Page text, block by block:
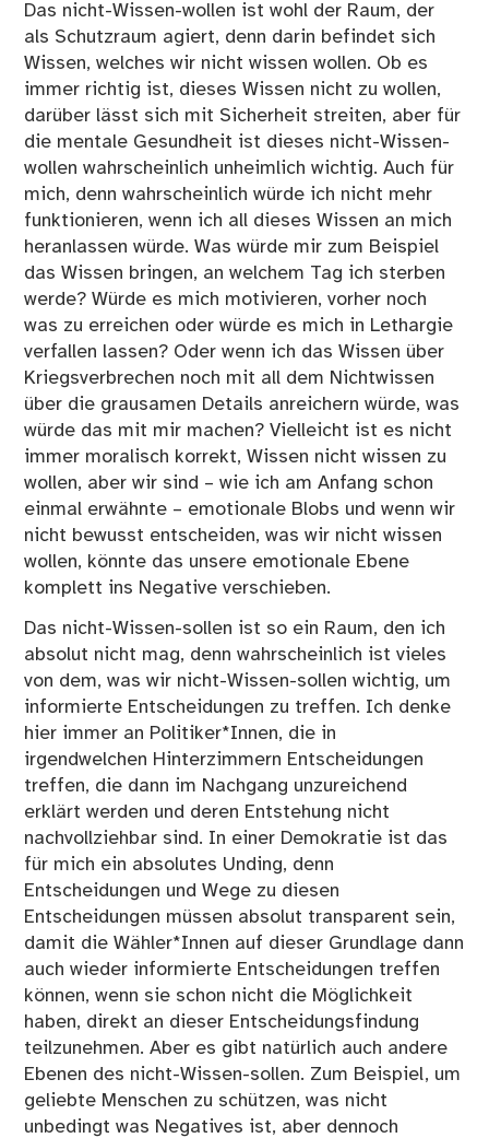
Das nicht-Wissen-wollen ist wohl der Raum, der
als Schutzraum agiert, denn darin befindet sich
Wissen, welches wir nicht wissen wollen. Ob es
immer richtig ist, dieses Wissen nicht zu wollen,
darüber lässt sich mit Sicherheit streiten, aber für
die mentale Gesundheit ist dieses nicht-Wissen-
wollen wahrscheinlich unheimlich wichtig. Auch für
mich, denn wahrscheinlich würde ich nicht mehr
funktionieren, wenn ich all dieses Wissen an mich
heranlassen würde. Was würde mir zum Beispiel
das Wissen bringen, an welchem Tag ich sterben
werde? Würde es mich motivieren, vorher noch
was zu erreichen oder würde es mich in Lethargie
verfallen lassen? Oder wenn ich das Wissen über
Kriegsverbrechen noch mit all dem Nichtwissen
über die grausamen Details anreichern würde, was
würde das mit mir machen? Vielleicht ist es nicht
immer moralisch korrekt, Wissen nicht wissen zu
wollen, aber wir sind – wie ich am Anfang schon
einmal erwähnte – emotionale Blobs und wenn wir
nicht bewusst entscheiden, was wir nicht wissen
wollen, könnte das unsere emotionale Ebene
komplett ins Negative verschieben.
Das nicht-Wissen-sollen ist so ein Raum, den ich
absolut nicht mag, denn wahrscheinlich ist vieles
von dem, was wir nicht-Wissen-sollen wichtig, um
informierte Entscheidungen zu treffen. Ich denke
hier immer an Politiker*Innen, die in
irgendwelchen Hinterzimmern Entscheidungen
treffen, die dann im Nachgang unzureichend
erklärt werden und deren Entstehung nicht
nachvollziehbar sind. In einer Demokratie ist das
für mich ein absolutes Unding, denn
Entscheidungen und Wege zu diesen
Entscheidungen müssen absolut transparent sein,
damit die Wähler*Innen auf dieser Grundlage dann
auch wieder informierte Entscheidungen treffen
können, wenn sie schon nicht die Möglichkeit
haben, direkt an dieser Entscheidungsfindung
teilzunehmen. Aber es gibt natürlich auch andere
Ebenen des nicht-Wissen-sollen. Zum Beispiel, um
geliebte Menschen zu schützen, was nicht
unbedingt was Negatives ist, aber dennoch